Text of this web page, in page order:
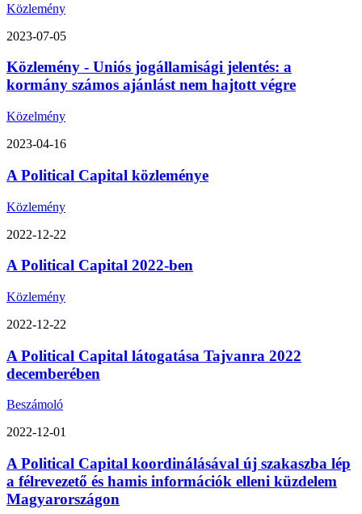
Közlemény
2023-07-05
Közlemény - Uniós jogállamisági jelentés: a
kormány számos ajánlást nem hajtott végre
Közelmény
2023-04-16
A Political Capital közleménye
Közlemény
2022-12-22
A Political Capital 2022-ben
Közlemény
2022-12-22
A Political Capital látogatása Tajvanra 2022
decemberében
Beszámoló
2022-12-01
A Political Capital koordinálásával új szakaszba lép
a félrevezető és hamis információk elleni küzdelem
Magyarországon